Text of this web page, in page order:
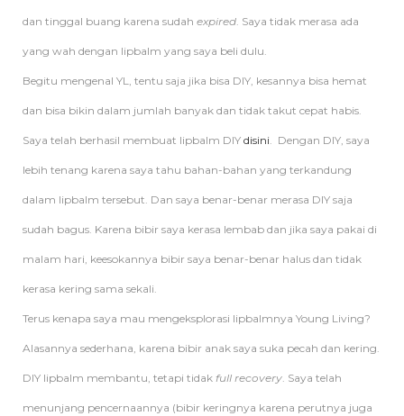
dan tinggal buang karena sudah expired. Saya tidak merasa ada
yang wah dengan lipbalm yang saya beli dulu.
Begitu mengenal YL, tentu saja jika bisa DIY, kesannya bisa hemat
dan bisa bikin dalam jumlah banyak dan tidak takut cepat habis.
Saya telah berhasil membuat lipbalm DIY disini. Dengan DIY, saya
lebih tenang karena saya tahu bahan-bahan yang terkandung
dalam lipbalm tersebut. Dan saya benar-benar merasa DIY saja
sudah bagus. Karena bibir saya kerasa lembab dan jika saya pakai di
malam hari, keesokannya bibir saya benar-benar halus dan tidak
kerasa kering sama sekali.
Terus kenapa saya mau mengeksplorasi lipbalmnya Young Living?
Alasannya sederhana, karena bibir anak saya suka pecah dan kering.
DIY lipbalm membantu, tetapi tidak full recovery. Saya telah
menunjang pencernaannya (bibir keringnya karena perutnya juga